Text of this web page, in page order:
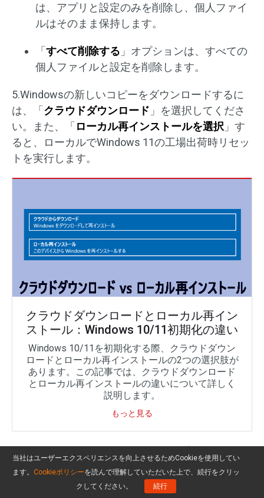
は、アプリと設定のみを削除し、個人ファイ
ルはそのまま保持します。
「 すべて削除する 」オプションは、すべての
個人ファイルと設定を削除します。
5.Windowsの新しいコピーをダウンロードするに
は、「 クラウドダウンロード 」を選択してくださ
い。また、「 ローカル再インストールを選択」す
ると、ローカルでWindows 11の工場出荷時リセッ
トを実行します。
クラウドダウンロードとローカル再イン
ストール：Windows 10/11初期化の違い
Windows 10/11を初期化する際、クラウドダウン
ロードとローカル再インストールの2つの選択肢が
あります。この記事では、クラウドダウンロード
とローカル再インストールの違いについて詳しく
説明します。
もっと見る
6.最後に、「
このPCをリセットする準備ができま
した 」画面で「リセット」をクリックします。リ
セットの完了には時間がかかります。気長にお待
当社はユーザーエクスペリエンスを向上させるためCookieを使用してい
ます。 Cookieポリシーを読んで理解していただいた上で、続行をクリッ
クしてください。
続行